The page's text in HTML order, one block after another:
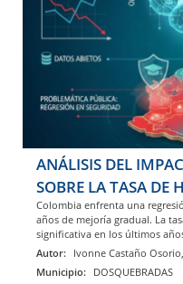
ANÁLISIS DEL
SOBRE LA TASA DE
Colombia enfrenta una
años de mejoría gradual. La
significativa en los últimos
Autor: Ivonne Castaño
Municipio: DOSQUEBRADAS